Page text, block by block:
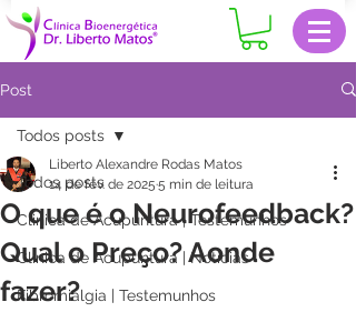
Post
Todos posts
Clinica de Acupuntura | Testemunhos
Clinica de Acupuntura | Notícias
Fibromialgia | Testemunhos
Todos posts
O que é o Neurofeedback?
Qual o Preço? Aonde
fazer?
Liberto Alexandre Rodas Matos
14 de fev. de 2025 5 min de leitura